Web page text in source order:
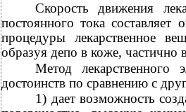
Скорость движения
постоянного тока
процедуры лекарственное
образуя депо в коже, частично
Метод лекарственного
достоинств по сравнению с
1) дает возможность